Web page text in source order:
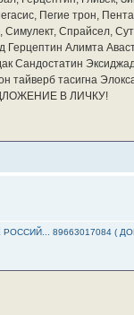
Пегие трон,
Спрайсел,
Алимта
Сандостатин
тайверб тасигна
В ЛИЧКУ!
89663017084 (